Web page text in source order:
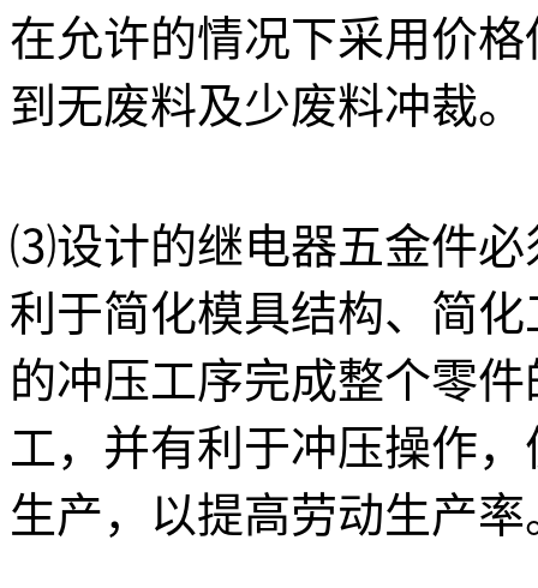
在允许的情况下采用价
到无废料及少废料冲裁。
⑶设计的继电器五金件必
利于简化模具结构、简
的冲压工序完成整个零
工，并有利于冲压操作
生产，以提高劳动生产率